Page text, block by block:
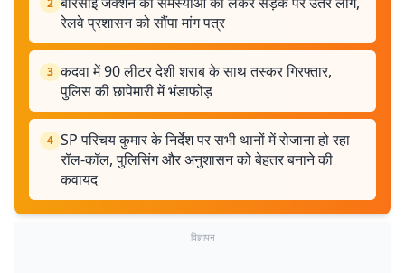
2
रेलवे प्रशासन को सौंपा मांग पत्र
3 कदवा में 90 लीटर देशी शराब के साथ तस्कर गिरफ्तार,
पुलिस की छापेमारी में भंडाफोड़
4 SP परिचय कुमार के निर्देश पर सभी थानों में रोजाना हो रहा
रॉल-कॉल, पुलिसिंग और अनुशासन को बेहतर बनाने की
कवायद
विज्ञापन